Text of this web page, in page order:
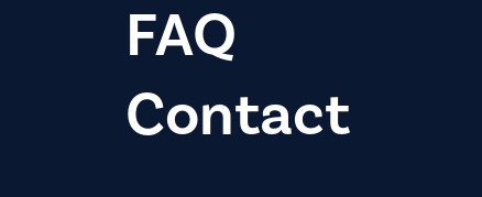
FAQ
Contact